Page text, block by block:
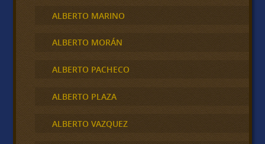
ALBERTO MARINO
ALBERTO MORÁN
ALBERTO PACHECO
ALBERTO PLAZA
ALBERTO VAZQUEZ